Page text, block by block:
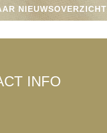
NIEUWSOVERZICHT
INFO